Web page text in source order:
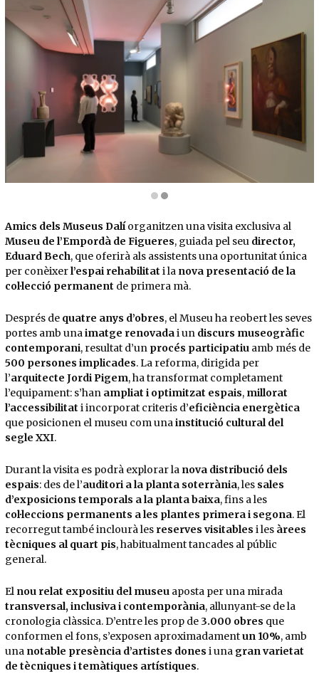
Amics dels Museus Dalíorganitzen una visita exclusiva al
Museu de l’Empordà de Figueres, guiada pel seu director,
Eduard Bech, que oferirà als assistents una oportunitat única
per conèixerl’espai rehabilitat i la nova presentació de la
col·lecció permanent de primera mà.
Després de quatre anys d’obres, el Museu ha reobert les seves
portes amb unaimatge renovadai un discurs museogràfic
contemporani, resultat d’un procés participatiu amb més de
500 persones implicades. La reforma, dirigida per
l’arquitecte Jordi Pigem, ha transformat completament
l’equipament: s’han ampliat i optimitzat espais, millorat
l’accessibilitat i incorporat criteris d’eficiència energètica
que posicionen el museu com unainstitució cultural del
segle XXI.
Durant la visita es podrà explorar la nova distribució dels
espais: des de l’auditori a la planta soterrània, les sales
d’exposicions temporals a la planta baixa, fins a les
col·leccions permanents a les plantes primera i segona. El
recorregut també inclourà les reserves visitables i les àrees
tècniques al quart pis, habitualment tancades al públic
general.
El nou relat expositiu del museu aposta per una mirada
transversal, inclusiva i contemporània, allunyant-se de la
cronologia clàssica. D’entre les prop de 3.000 obres que
conformen el fons, s’exposen aproximadamentun 10%, amb
una notable presència d’artistes dones i una gran varietat
de tècniques i temàtiques artístiques.